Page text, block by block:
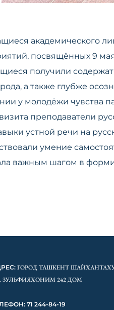
академического
посвящённых 9
получили
а также глубже
у молодёжи чувства
преподаватели
устной речи на
умение
важным шагом в
ГОРОД ТАШКЕНТ
ЗУЛЬФИЯХОНИМ 242 ДОМ
71 244-84-19